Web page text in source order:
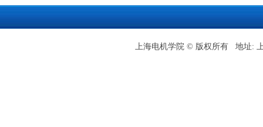
上海电机学院 © 版权所有 地址: